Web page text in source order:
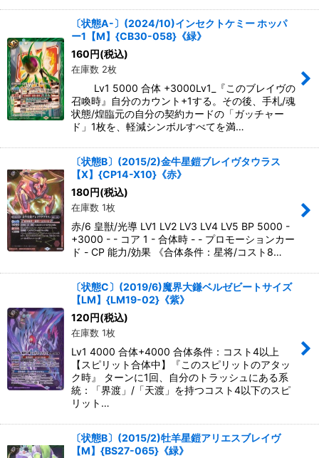
〔状態A-〕(2024/10)インセクトケミー ホッパ
ー1【M】{CB30-058}《緑》
160 円(税込)
在庫数 2枚
Lv1 5000 合体 +3000Lv1_『このブレイヴの
召喚時』自分のカウント+1する。その後、手札/魂
状態/煌臨元の自分の契約カードの「ガッチャー
ド」1枚を、軽減シンボルすべてを満…
〔状態B〕(2015/2)金牛星鎧ブレイヴタウラス
【X】{CP14-X10}《赤》
180 円(税込)
在庫数 1枚
赤/6 皇獣/光導 LV1 LV2 LV3 LV4 LV5 BP 5000 -
+3000 - - コア 1 - 合体時 - - プロモーションカー
ド - CP 能力/効果 《合体条件：星将/コスト8…
〔状態C〕(2019/6)魔界大鎌ベルゼビートサイズ
【LM】{LM19-02}《紫》
120 円(税込)
在庫数 1枚
Lv1 4000 合体+4000 合体条件：コスト4以上
【スピリット合体中】『このスピリットのアタッ
ク時』 ターンに1回、自分のトラッシュにある系
統：「界渡」/「天渡」を持つコスト4以下のスピ
リット…
〔状態B〕(2015/2)牡羊星鎧アリエスブレイヴ
【M】{BS27-065}《緑》